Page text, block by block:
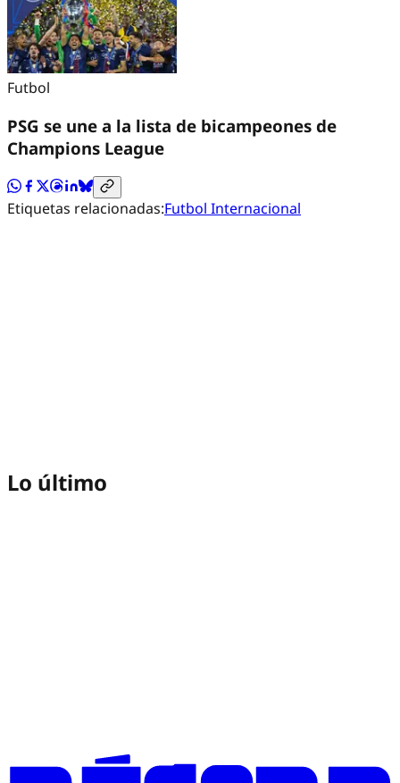
Futbol
PSG se une a la lista de bicampeones de
Champions League
Etiquetas relacionadas:Futbol Internacional
Lo último